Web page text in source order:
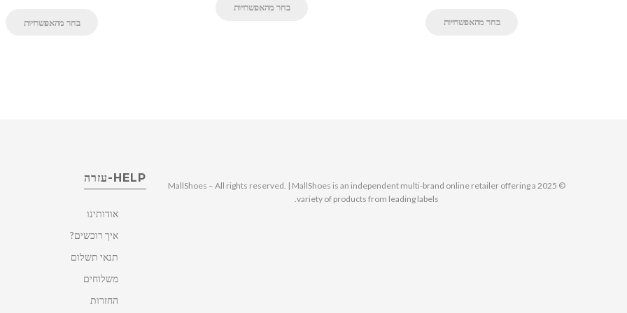
בחר מהאפשרויות
בחר מהאפשרויות
בחר מהאפשרויות
HELP-עזרה
אודותינו
איך רוכשים?
תנאי תשלום
משלוחים
החזרות
© 2025 MallShoes – All rights reserved. | MallShoes is an independent multi-brand online retailer offering a
variety of products from leading labels.